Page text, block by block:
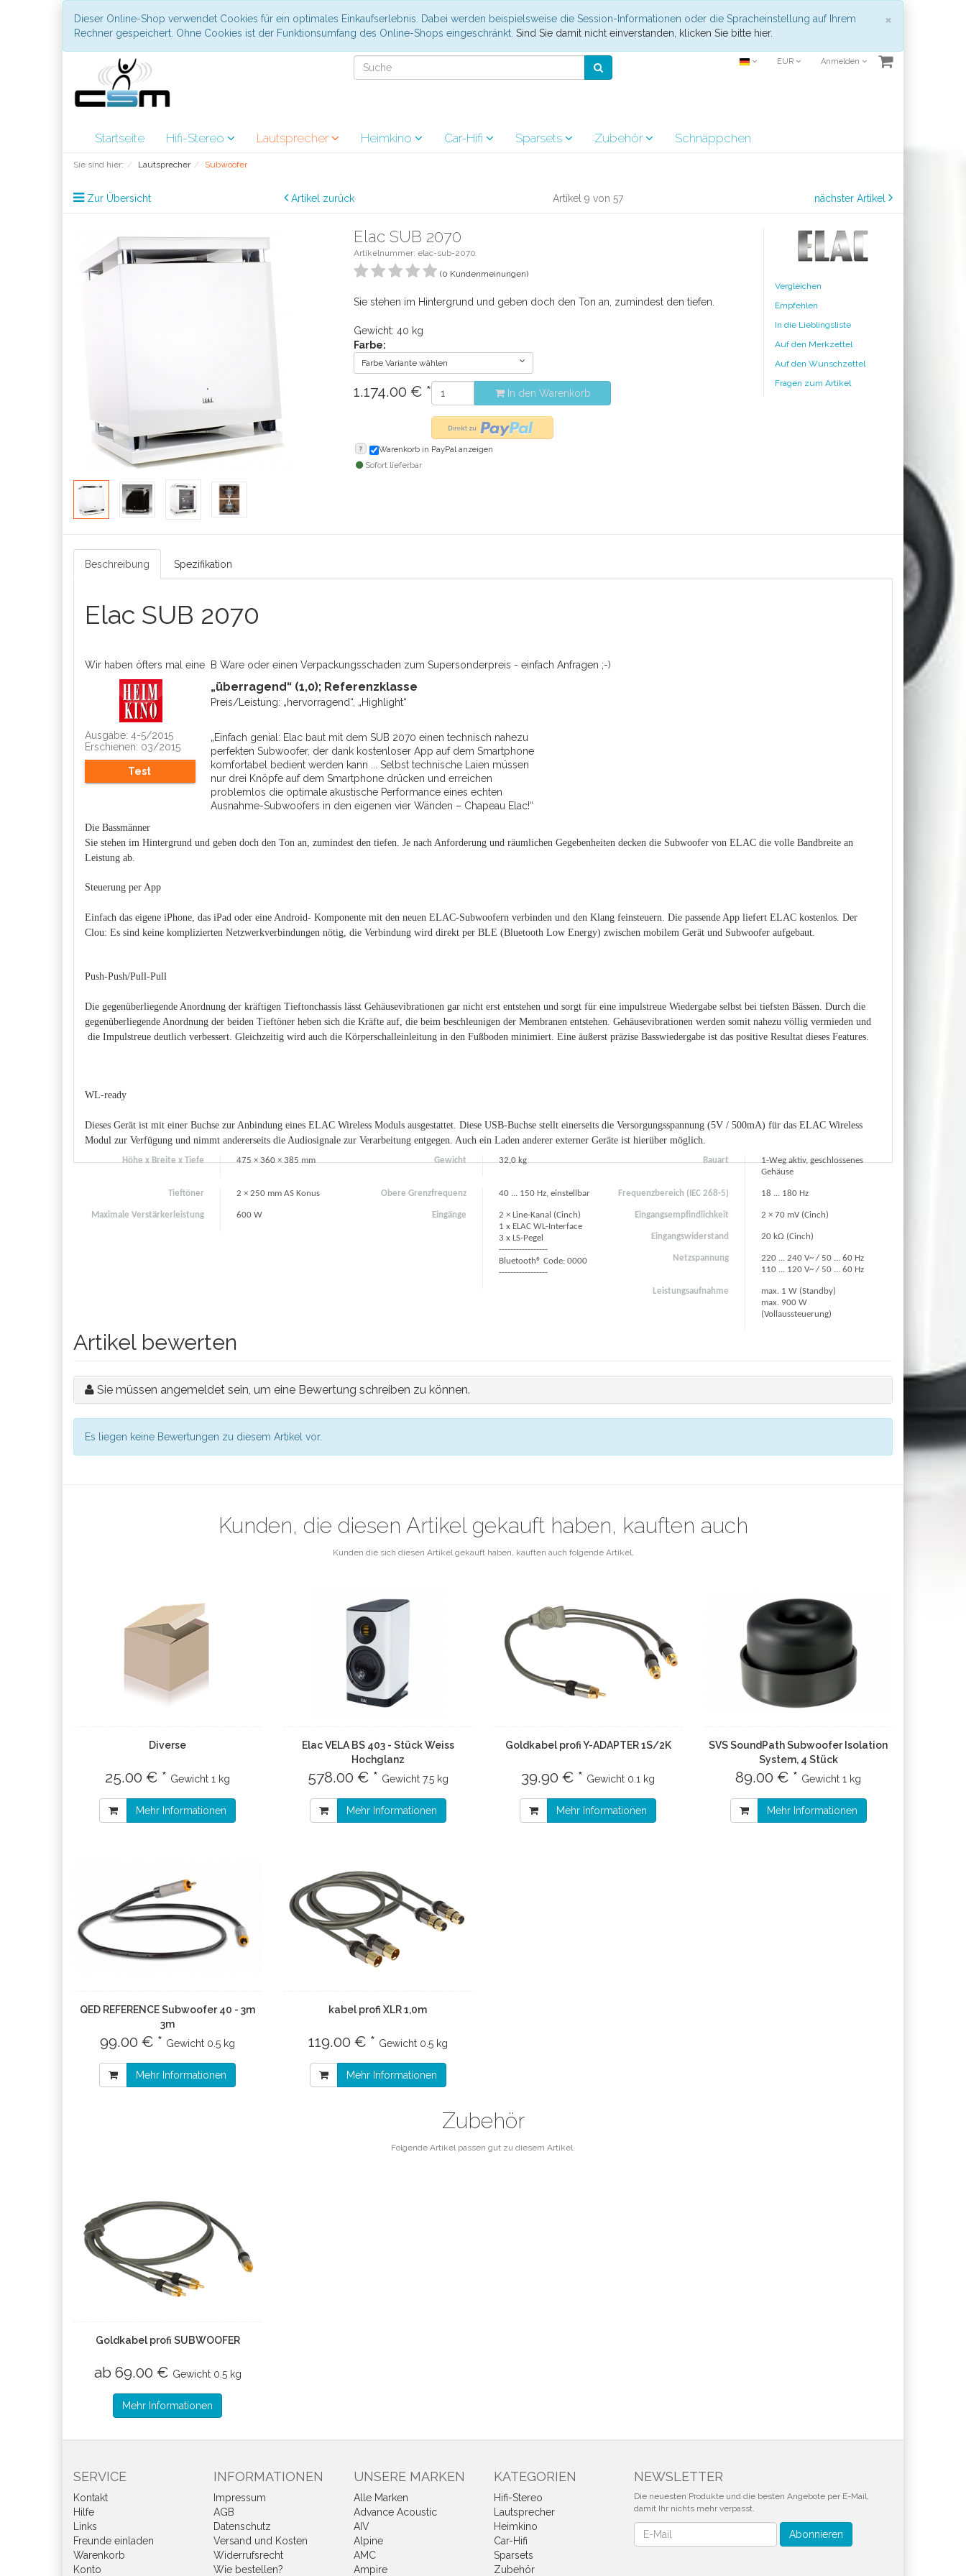
×
Dieser Online-Shop verwendet Cookies für ein optimales Einkaufserlebnis. Dabei werden beispielsweise die Session-Informationen oder die Spracheinstellung auf Ihrem
Rechner gespeichert. Ohne Cookies ist der Funktionsumfang des Online-Shops eingeschränkt. Sind Sie damit nicht einverstanden, klicken Sie bitte hier.
EUR Anmelden
Startseite Hifi-Stereo Lautsprecher Heimkino Car-Hifi Sparsets Zubehör Schnäppchen
Sie sind hier: Lautsprecher Subwoofer
Zur Übersicht Artikel zurück Artikel 9 von 57 nächster Artikel
Elac SUB 2070
Artikelnummer: elac-sub-2070
(0 Kundenmeinungen)
Sie stehen im Hintergrund und geben doch den Ton an, zumindest den tiefen.
Gewicht: 40 kg
Farbe:
Farbe Variante wählen
1.174.00 € * In den Warenkorb
? Warenkorb in PayPal anzeigen
Sofort lieferbar
Vergleichen
Empfehlen
In die Lieblingsliste
Auf den Merkzettel
Auf den Wunschzettel
Fragen zum Artikel
Beschreibung Spezifikation
Elac SUB 2070
Wir haben öfters mal eine B Ware oder einen Verpackungsschaden zum Supersonderpreis - einfach Anfragen ;-)
Ausgabe: 4-5/2015
Erschienen: 03/2015
Test
„überragend“ (1,0); Referenzklasse
Preis/Leistung: „hervorragend“, „Highlight“
„Einfach genial: Elac baut mit dem SUB 2070 einen technisch nahezu
perfekten Subwoofer, der dank kostenloser App auf dem Smartphone
komfortabel bedient werden kann ... Selbst technische Laien müssen
nur drei Knöpfe auf dem Smartphone drücken und erreichen
problemlos die optimale akustische Performance eines echten
Ausnahme-Subwoofers in den eigenen vier Wänden – Chapeau Elac!“
Die Bassmänner
Sie stehen im Hintergrund und geben doch den Ton an, zumindest den tiefen. Je nach Anforderung und räumlichen Gegebenheiten decken die Subwoofer von ELAC die volle Bandbreite an
Leistung ab.
Steuerung per App
Einfach das eigene iPhone, das iPad oder eine Android- Komponente mit den neuen ELAC-Subwoofern verbinden und den Klang feinsteuern. Die passende App liefert ELAC kostenlos. Der
Clou: Es sind keine komplizierten Netzwerkverbindungen nötig, die Verbindung wird direkt per BLE (Bluetooth Low Energy) zwischen mobilem Gerät und Subwoofer aufgebaut.
Push-Push/Pull-Pull
Die gegenüberliegende Anordnung der kräftigen Tieftonchassis lässt Gehäusevibrationen gar nicht erst entstehen und sorgt für eine impulstreue Wiedergabe selbst bei tiefsten Bässen. Durch die
gegenüberliegende Anordnung der beiden Tieftöner heben sich die Kräfte auf, die beim beschleunigen der Membranen entstehen. Gehäusevibrationen werden somit nahezu völlig vermieden und
die Impulstreue deutlich verbessert. Gleichzeitig wird auch die Körperschalleinleitung in den Fußboden minimiert. Eine äußerst präzise Basswiedergabe ist das positive Resultat dieses Features.
WL-ready
Dieses Gerät ist mit einer Buchse zur Anbindung eines ELAC Wireless Moduls ausgestattet. Diese USB-Buchse stellt einerseits die Versorgungsspannung (5V / 500mA) für das ELAC Wireless
Modul zur Verfügung und nimmt andererseits die Audiosignale zur Verarbeitung entgegen. Auch ein Laden anderer externer Geräte ist hierüber möglich.
Höhe x Breite x Tiefe 475 × 360 × 385 mm Gewicht 32,0 kg Bauart
1-Weg aktiv, geschlossenes
Gehäuse
Tieftöner 2 × 250 mm AS Konus Obere Grenzfrequenz 40 ... 150 Hz, einstellbar Frequenzbereich (IEC 268-5) 18 ... 180 Hz
Maximale Verstärkerleistung 600 W Eingänge
2 × Line-Kanal (Cinch)
1 x ELAC WL-Interface
3 x LS-Pegel
-----------------
Bluetooth® Code: 0000
-----------------
Eingangsempfindlichkeit 2 × 70 mV (Cinch)
Eingangswiderstand 20 kΩ (Cinch)
Netzspannung
220 ... 240 V~ / 50 ... 60 Hz
110 ... 120 V~ / 50 ... 60 Hz
Leistungsaufnahme
max. 1 W (Standby)
max. 900 W
(Vollaussteuerung)
Artikel bewerten
Sie müssen angemeldet sein, um eine Bewertung schreiben zu können.
Es liegen keine Bewertungen zu diesem Artikel vor.
Kunden, die diesen Artikel gekauft haben, kauften auch
Kunden die sich diesen Artikel gekauft haben, kauften auch folgende Artikel.
Diverse
25.00 € * Gewicht 1 kg
Mehr Informationen
Elac VELA BS 403 - Stück Weiss
Hochglanz
578.00 € * Gewicht 7.5 kg
Mehr Informationen
Goldkabel profi Y-ADAPTER 1S/2K
39.90 € * Gewicht 0.1 kg
Mehr Informationen
SVS SoundPath Subwoofer Isolation
System, 4 Stück
89.00 € * Gewicht 1 kg
Mehr Informationen
QED REFERENCE Subwoofer 40 - 3m
3m
99.00 € * Gewicht 0.5 kg
Mehr Informationen
kabel profi XLR 1,0m
119.00 € * Gewicht 0.5 kg
Mehr Informationen
Zubehör
Folgende Artikel passen gut zu diesem Artikel.
Goldkabel profi SUBWOOFER
ab 69.00 € Gewicht 0.5 kg
Mehr Informationen
SERVICE
Kontakt
Hilfe
Links
Freunde einladen
Warenkorb
Konto
INFORMATIONEN
Impressum
AGB
Datenschutz
Versand und Kosten
Widerrufsrecht
Wie bestellen?
UNSERE MARKEN
Alle Marken
Advance Acoustic
AIV
Alpine
AMC
Ampire
KATEGORIEN
Hifi-Stereo
Lautsprecher
Heimkino
Car-Hifi
Sparsets
Zubehör
NEWSLETTER
Die neuesten Produkte und die besten Angebote per E-Mail,
damit Ihr nichts mehr verpasst.
Newsletter Abonnieren